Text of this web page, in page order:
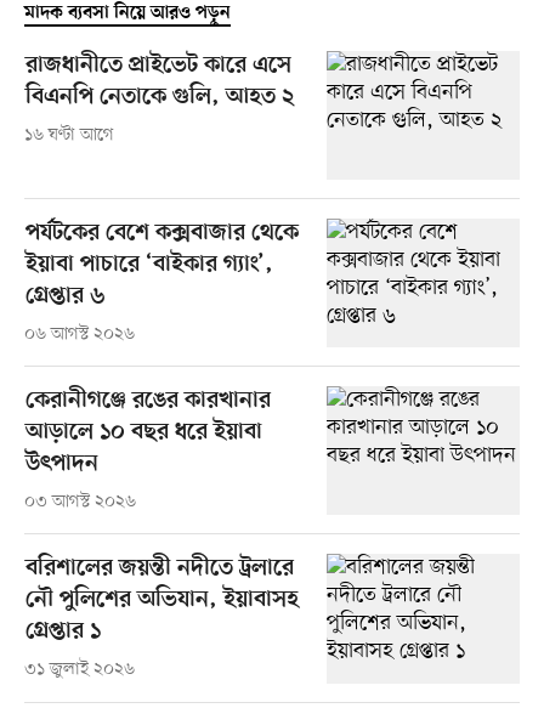
মাদক ব্যবসা নিয়ে আরও পড়ুন
রাজধানীতে প্রাইভেট কারে এসে
বিএনপি নেতাকে গুলি, আহত ২
১৬ ঘণ্টা আগে
পর্যটকের বেশে কক্সবাজার থেকে
ইয়াবা পাচারে ‘বাইকার গ্যাং’,
গ্রেপ্তার ৬
০৬ আগস্ট ২০২৬
কেরানীগঞ্জে রঙের কারখানার
আড়ালে ১০ বছর ধরে ইয়াবা
উৎপাদন
০৩ আগস্ট ২০২৬
বরিশালের জয়ন্তী নদীতে ট্রলারে
নৌ পুলিশের অভিযান, ইয়াবাসহ
গ্রেপ্তার ১
৩১ জুলাই ২০২৬